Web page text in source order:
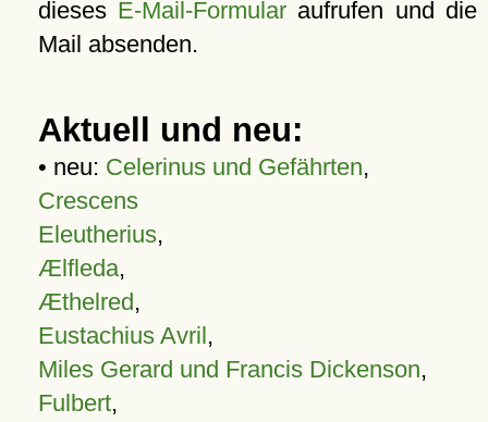
dieses E-Mail-Formular aufrufen und die
Mail absenden.
Aktuell und neu:
• neu: Celerinus und Gefährten,
Crescens
Eleutherius,
Ælfleda,
Æthelred,
Eustachius Avril,
Miles Gerard und Francis Dickenson,
Fulbert,